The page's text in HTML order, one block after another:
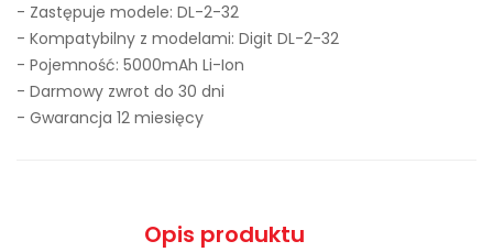
- Zastępuje modele: DL-2-32
- Kompatybilny z modelami: Digit DL-2-32
- Pojemność: 5000mAh Li-Ion
- Darmowy zwrot do 30 dni
- Gwarancja 12 miesięcy
Opis produktu